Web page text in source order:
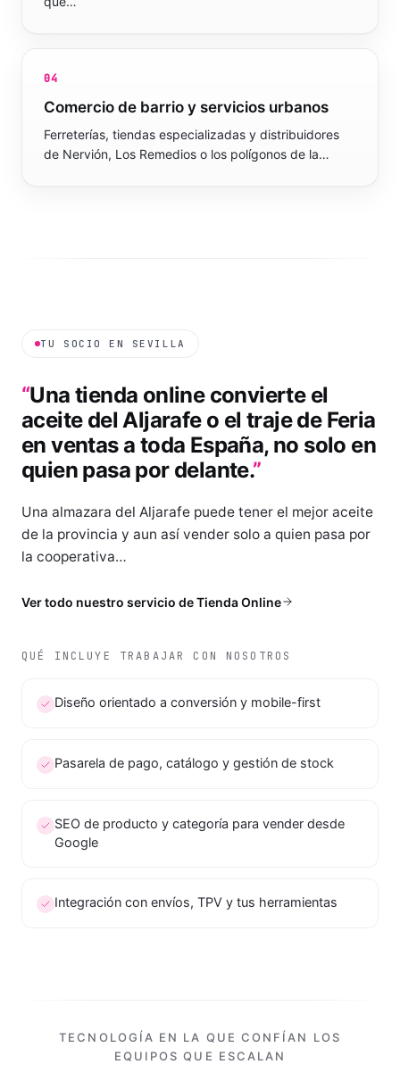
04
Comercio de barrio y servicios urbanos
Ferreterías, tiendas especializadas y distribuidores
de Nervión, Los Remedios o los polígonos de la…
TU SOCIO EN SEVILLA
“Una tienda online convierte el
aceite del Aljarafe o el traje de Feria
en ventas a toda España, no solo en
quien pasa por delante.”
Una almazara del Aljarafe puede tener el mejor aceite
de la provincia y aun así vender solo a quien pasa por
la cooperativa…
Ver todo nuestro servicio deTienda Online
QUÉ INCLUYE TRABAJAR CON NOSOTROS
Diseño orientado a conversión y mobile-first
Pasarela de pago, catálogo y gestión de stock
SEO de producto y categoría para vender desde
Google
Integración con envíos, TPV y tus herramientas
TECNOLOGÍA EN LA QUE CONFÍAN LOS
EQUIPOS QUE ESCALAN